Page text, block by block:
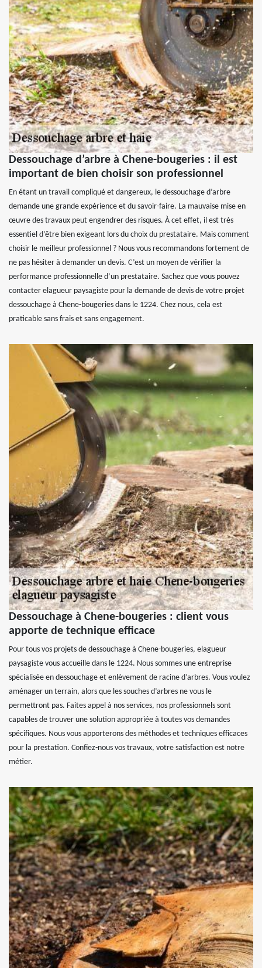
Dessouchage d’arbre à Chene-bougeries : il est
important de bien choisir son professionnel
En étant un travail compliqué et dangereux, le dessouchage d’arbre
demande une grande expérience et du savoir-faire. La mauvaise mise en
œuvre des travaux peut engendrer des risques. À cet effet, il est très
essentiel d’être bien exigeant lors du choix du prestataire. Mais comment
choisir le meilleur professionnel ? Nous vous recommandons fortement de
ne pas hésiter à demander un devis. C’est un moyen de vérifier la
performance professionnelle d’un prestataire. Sachez que vous pouvez
contacter elagueur paysagiste pour la demande de devis de votre projet
dessouchage à Chene-bougeries dans le 1224. Chez nous, cela est
praticable sans frais et sans engagement.
Dessouchage à Chene-bougeries : client vous
apporte de technique efficace
Pour tous vos projets de dessouchage à Chene-bougeries, elagueur
paysagiste vous accueille dans le 1224. Nous sommes une entreprise
spécialisée en dessouchage et enlèvement de racine d’arbres. Vous voulez
aménager un terrain, alors que les souches d’arbres ne vous le
permettront pas. Faites appel à nos services, nos professionnels sont
capables de trouver une solution appropriée à toutes vos demandes
spécifiques. Nous vous apporterons des méthodes et techniques efficaces
pour la prestation. Confiez-nous vos travaux, votre satisfaction est notre
métier.